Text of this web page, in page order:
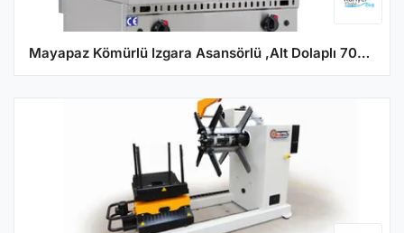
Mayapaz Kömürlü Izgara Asansörlü ,Alt Dolaplı 700 Seri M-DKIG-AS 870